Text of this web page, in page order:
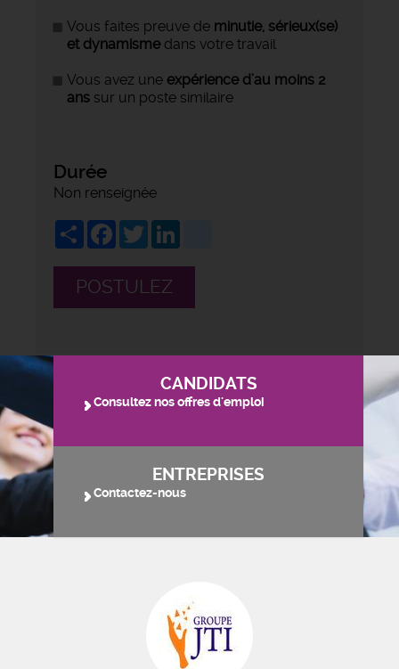
Vous faites preuve de minutie, sérieux(se)
et dynamismedans votre travail
Vous avez une expérience d’au moins 2
ans sur un poste similaire
Durée
Non renseignée
ShareFacebook
Twitter
POSTULEZ
CANDIDATS
Consultez nos offres d'emploi
ENTREPRISES
Contactez-nous